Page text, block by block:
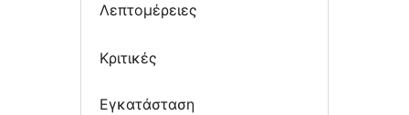
Λεπτομέρειες
Κριτικές
Εγκατάσταση